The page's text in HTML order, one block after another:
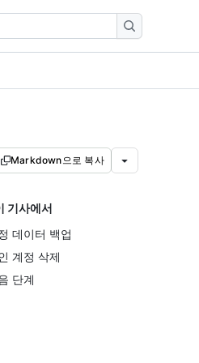
Markdown으로 복사
기사에서
데이터 백업
계정 삭제
단계